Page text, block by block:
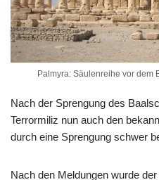
Palmyra: Säulenreihe vor dem
Nach der Sprengung des
Terrormiliz nun auch den
durch eine Sprengung schwer
Nach den Meldungen wurde